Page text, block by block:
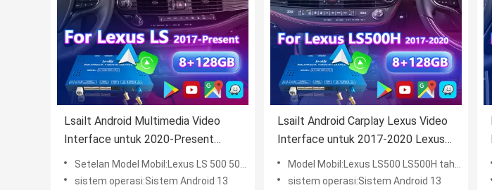
Lsailt Android Multimedia Video
Interface untuk 2020-Present
Lexus LS 500 500h LS500
Setelan Model Mobil:Lexus LS 500 500h LS500 2020 Sekarang
sistem operasi:Sistem Android 13
Lsailt Android Carplay Lexus Video
Interface untuk 2017-2020 Lexus
LS500 LS500h
Model Mobil:Lexus LS500 LS500H tahun 2017-2020
sistem operasi:Sistem Android 13